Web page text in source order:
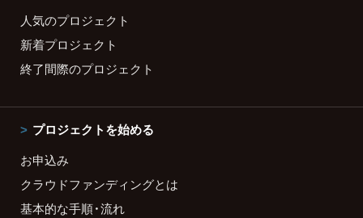
人気のプロジェクト
新着プロジェクト
終了間際のプロジェクト
プロジェクトを始める
お申込み
クラウドファンディングとは
基本的な手順・流れ